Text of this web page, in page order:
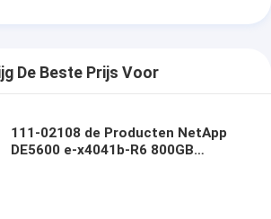
De Beste Prijs Voor
111-02108 de Producten NetApp
DE5600 e-x4041b-R6 800GB